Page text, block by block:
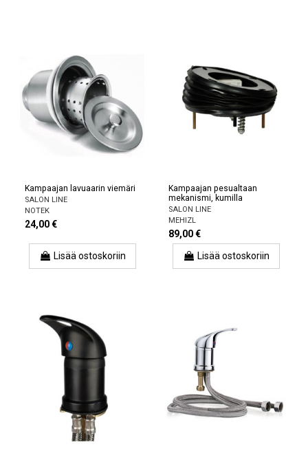
Kampaajan lavuaarin viemäri
SALON LINE
NOTEK
24,00 €
Lisää ostoskoriin
Kampaajan pesualtaan
mekanismi, kumilla
SALON LINE
MEHIZL
89,00 €
Lisää ostoskoriin